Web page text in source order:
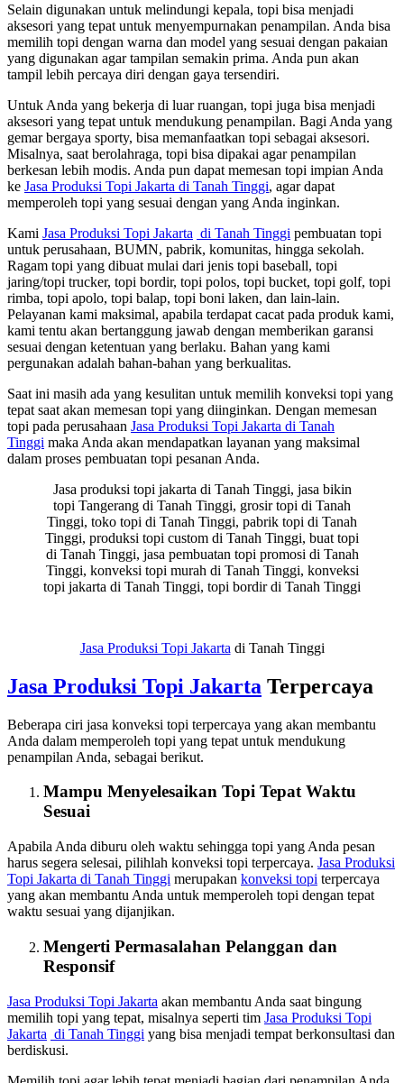
Selain digunakan untuk melindungi kepala, topi bisa menjadi
aksesori yang tepat untuk menyempurnakan penampilan. Anda bisa
memilih topi dengan warna dan model yang sesuai dengan pakaian
yang digunakan agar tampilan semakin prima. Anda pun akan
tampil lebih percaya diri dengan gaya tersendiri.
Untuk Anda yang bekerja di luar ruangan, topi juga bisa menjadi
aksesori yang tepat untuk mendukung penampilan. Bagi Anda yang
gemar bergaya sporty, bisa memanfaatkan topi sebagai aksesori.
Misalnya, saat berolahraga, topi bisa dipakai agar penampilan
berkesan lebih modis. Anda pun dapat memesan topi impian Anda
ke Jasa Produksi Topi Jakarta di Tanah Tinggi, agar dapat
memperoleh topi yang sesuai dengan yang Anda inginkan.
Kami Jasa Produksi Topi Jakarta di Tanah Tinggi pembuatan topi
untuk perusahaan, BUMN, pabrik, komunitas, hingga sekolah.
Ragam topi yang dibuat mulai dari jenis topi baseball, topi
jaring/topi trucker, topi bordir, topi polos, topi bucket, topi golf, topi
rimba, topi apolo, topi balap, topi boni laken, dan lain-lain.
Pelayanan kami maksimal, apabila terdapat cacat pada produk kami,
kami tentu akan bertanggung jawab dengan memberikan garansi
sesuai dengan ketentuan yang berlaku. Bahan yang kami
pergunakan adalah bahan-bahan yang berkualitas.
Saat ini masih ada yang kesulitan untuk memilih konveksi topi yang
tepat saat akan memesan topi yang diinginkan. Dengan memesan
topi pada perusahaan Jasa Produksi Topi Jakarta di Tanah
Tinggi maka Anda akan mendapatkan layanan yang maksimal
dalam proses pembuatan topi pesanan Anda.
Jasa produksi topi jakarta di Tanah Tinggi, jasa bikin
topi Tangerang di Tanah Tinggi, grosir topi di Tanah
Tinggi, toko topi di Tanah Tinggi, pabrik topi di Tanah
Tinggi, produksi topi custom di Tanah Tinggi, buat topi
di Tanah Tinggi, jasa pembuatan topi promosi di Tanah
Tinggi, konveksi topi murah di Tanah Tinggi, konveksi
topi jakarta di Tanah Tinggi, topi bordir di Tanah Tinggi
Jasa Produksi Topi Jakarta di Tanah Tinggi
Jasa Produksi Topi Jakarta Terpercaya
Beberapa ciri jasa konveksi topi terpercaya yang akan membantu
Anda dalam memperoleh topi yang tepat untuk mendukung
penampilan Anda, sebagai berikut.
Mampu Menyelesaikan Topi Tepat Waktu
Sesuai
Apabila Anda diburu oleh waktu sehingga topi yang Anda pesan
harus segera selesai, pilihlah konveksi topi terpercaya. Jasa Produksi
Topi Jakarta di Tanah Tinggi merupakan konveksi topi terpercaya
yang akan membantu Anda untuk memperoleh topi dengan tepat
waktu sesuai yang dijanjikan.
Mengerti Permasalahan Pelanggan dan
Responsif
Jasa Produksi Topi Jakarta akan membantu Anda saat bingung
memilih topi yang tepat, misalnya seperti tim Jasa Produksi Topi
Jakarta di Tanah Tinggi yang bisa menjadi tempat berkonsultasi dan
berdiskusi.